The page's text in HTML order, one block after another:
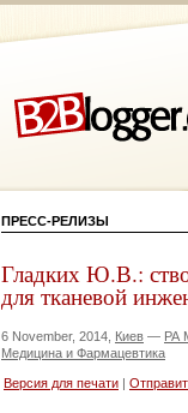
ПРЕСС-РЕЛИЗЫ
Гладких Ю.В.:
для тканевой
6 November, 2014, Киев — РА
Медицина и Фармацевтика
Версия для печати